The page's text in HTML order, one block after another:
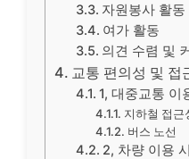
자원봉사 활동
여가 활동
의견 수렴 및
교통 편의성 및 접
1, 대중교통 이
지하철 접근
버스 노선
2, 차량 이용